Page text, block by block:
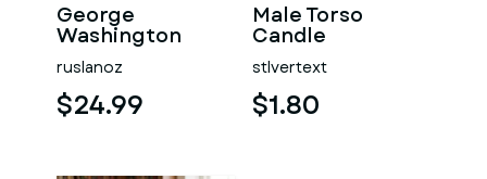
George
Washington
#RoZ
ruslanoz
$24.99
Male Torso
Candle
stlvertext
$1.80